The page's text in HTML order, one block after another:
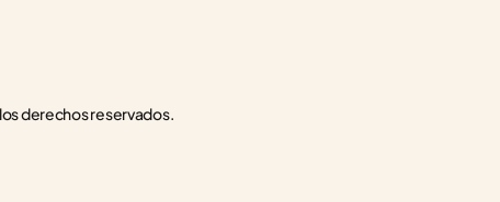
derechos reservados.